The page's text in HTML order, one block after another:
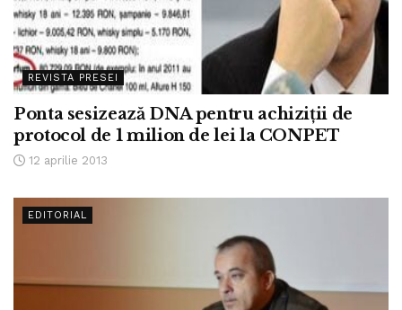
REVISTA PRESEI
Ponta sesizează DNA pentru achiziţii de
protocol de 1 milion de lei la CONPET
12 aprilie 2013
EDITORIAL